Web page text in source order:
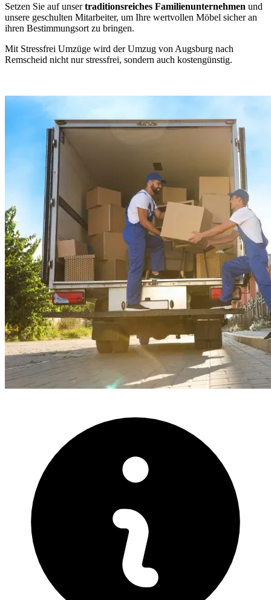
Setzen Sie auf unsertraditionsreiches Familienunternehmen und
unsere geschulten Mitarbeiter, um Ihre wertvollen Möbel sicher an
ihren Bestimmungsort zu bringen.
Mit Stressfrei Umzüge wird der Umzug von Augsburg nach
Remscheid nicht nur stressfrei, sondern auch kostengünstig.